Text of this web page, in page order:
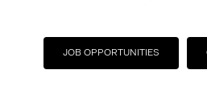
JOB OPPORTUNITIES